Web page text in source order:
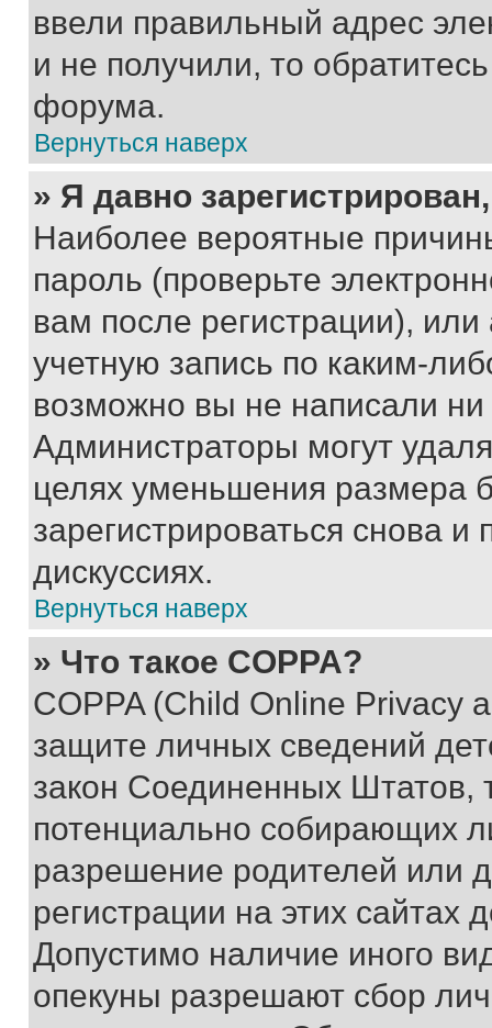
ввели правильный адрес
и не получили, то
форума.
Вернуться наверх
» Я давно
Наиболее вероятные
пароль (проверьте
вам после регистрации),
учетную запись по каким-
возможно вы не написали
Администраторы могут
целях уменьшения размера
зарегистрироваться снова и
дискуссиях.
Вернуться наверх
» Что такое COPPA?
COPPA (Child Online Privacy
защите личных сведений
закон Соединенных Штатов,
потенциально собирающих
разрешение родителей или
регистрации на этих сайтах
Допустимо наличие иного
опекуны разрешают сбор